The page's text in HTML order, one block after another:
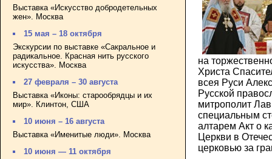
Выставка «Искусство добродетельных
жен». Москва
15 мая – 18 октября
Экскурсии по выставке «Сакральное и
радикальное. Красная нить русского
искусства». Москва
27 февраля – 30 августа
Выставка «Иконы: старообрядцы и их
мир». Клинтон, США
10 июня – 16 августа
Выставка «Именитые люди». Москва
10 июня — 11 октября
на
Христа
всея Руси
Русской
митрополит
специальным
алтарем Акт о
Церкви в
церковью за